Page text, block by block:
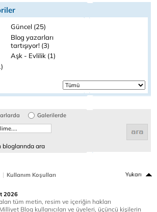
Güncel (25)
Blog yazarları
tartışıyor! (3)
Aşk - Evlilik (1)
Galerilerde
bloglarında ara
| Kullanım Koşulları Yukarı
2026
tüm metin, resim ve içeriğin hakları
Blog kullanıcıları ve üyeleri, üçüncü kişilerin